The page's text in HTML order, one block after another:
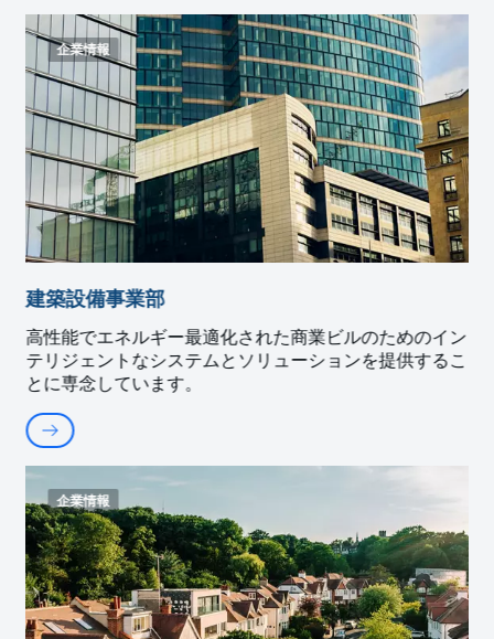
企業情報
建築設備事業部
高性能でエネルギー最適化された商業ビルのためのイン
テリジェントなシステムとソリューションを提供するこ
とに専念しています。
企業情報